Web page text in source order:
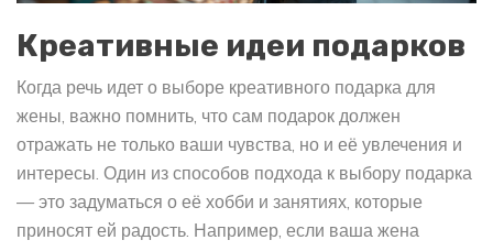
Креативные идеи подарков
Когда речь идет о выборе креативного подарка для
жены, важно помнить, что сам подарок должен
отражать не только ваши чувства, но и её увлечения и
интересы. Один из способов подхода к выбору подарка
— это задуматься о её хобби и занятиях, которые
приносят ей радость. Например, если ваша жена